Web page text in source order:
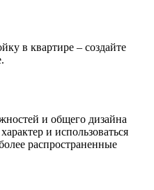
в квартире – создайте
и общего дизайна
и использоваться
распространенные